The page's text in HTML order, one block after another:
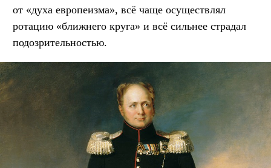
от «духа европеизма», всё чаще осуществлял
ротацию «ближнего круга» и всё сильнее страдал
подозрительностью.